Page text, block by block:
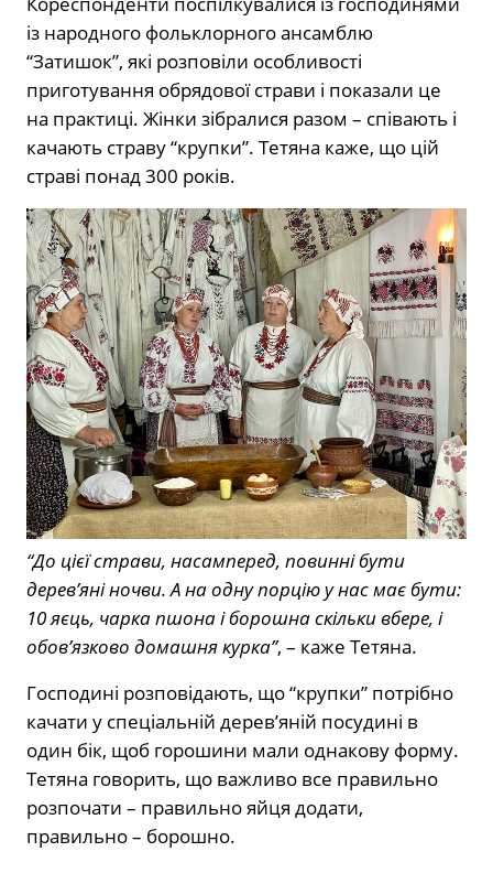
із народного фольклорного ансамблю
“Затишок”, які розповіли особливості
приготування обрядової страви і показали це
на практиці. Жінки зібралися разом – співають і
качають страву “крупки”. Тетяна каже, що цій
страві понад 300 років.
“До цієї страви, насамперед, повинні бути
дерев’яні ночви. А на одну порцію у нас має бути:
10 яєць, чарка пшона і борошна скільки вбере, і
обов’язково домашня курка”, – каже Тетяна.
Господині розповідають, що “крупки” потрібно
качати у спеціальній дерев’яній посудині в
один бік, щоб горошини мали однакову форму.
Тетяна говорить, що важливо все правильно
розпочати – правильно яйця додати,
правильно – борошно.